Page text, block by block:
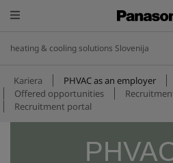
heating & cooling solutions Slovenija
Kariera PHVAC as an employer
Offered opportunities
Recruitment portal